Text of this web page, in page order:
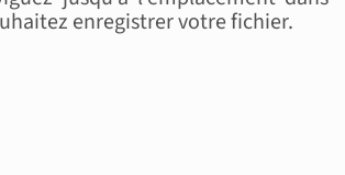
enregistrer votre fichier.